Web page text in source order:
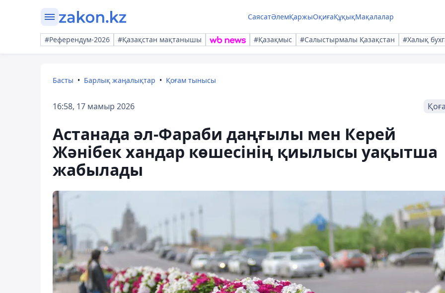
СаясатӘлемҚаржыОқиғаҚұқықМақалалар
#Референдум-2026 #Қазақстан мақтанышы #Қазақмыс #Салыстырмалы Қазақстан #Халық
Басты Барлық жаңалықтар Қоғам тынысы
16:58, 17 мамыр 2026
Астанада әл-Фараби даңғылы мен Керей
Жәнібек хандар көшесінің қиылысы уақытша
жабылады